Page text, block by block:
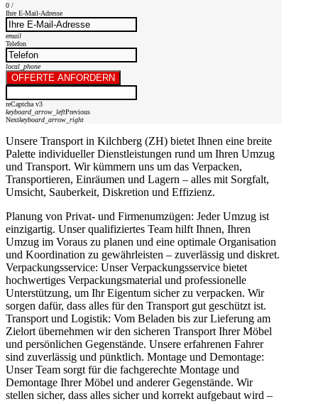
0 /
Ihre E-Mail-Adresse
email
Telefon
local_phone
OFFERTE ANFORDERN
reCaptcha v3
keyboard_arrow_leftPrevious
Nextkeyboard_arrow_right
Unsere Transport in Kilchberg (ZH) bietet Ihnen eine breite
Palette individueller Dienstleistungen rund um Ihren Umzug
und Transport. Wir kümmern uns um das Verpacken,
Transportieren, Einräumen und Lagern – alles mit Sorgfalt,
Umsicht, Sauberkeit, Diskretion und Effizienz.
Planung von Privat- und Firmenumzügen: Jeder Umzug ist
einzigartig. Unser qualifiziertes Team hilft Ihnen, Ihren
Umzug im Voraus zu planen und eine optimale Organisation
und Koordination zu gewährleisten – zuverlässig und diskret.
Verpackungsservice: Unser Verpackungsservice bietet
hochwertiges Verpackungsmaterial und professionelle
Unterstützung, um Ihr Eigentum sicher zu verpacken. Wir
sorgen dafür, dass alles für den Transport gut geschützt ist.
Transport und Logistik: Vom Beladen bis zur Lieferung am
Zielort übernehmen wir den sicheren Transport Ihrer Möbel
und persönlichen Gegenstände. Unsere erfahrenen Fahrer
sind zuverlässig und pünktlich. Montage und Demontage:
Unser Team sorgt für die fachgerechte Montage und
Demontage Ihrer Möbel und anderer Gegenstände. Wir
stellen sicher, dass alles sicher und korrekt aufgebaut wird –